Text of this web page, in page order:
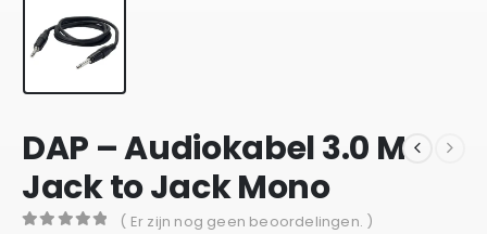
DAP – Audiokabel 3.0 M
Jack to Jack Mono
( Er zijn nog geen beoordelingen. )